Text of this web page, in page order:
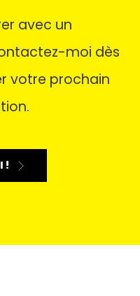
avec un
moi dès
votre prochain
!